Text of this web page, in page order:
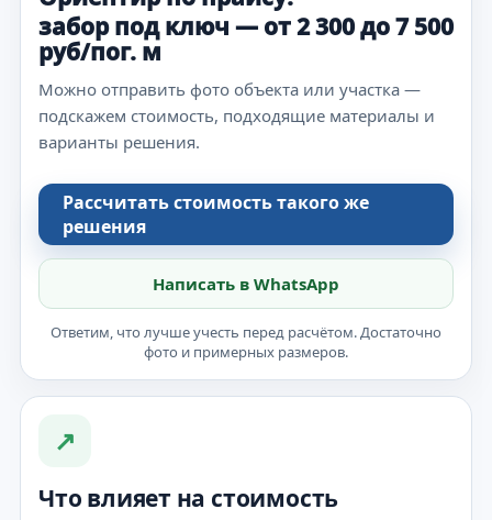
забор под ключ — от 2 300 до 7 500
руб/пог. м
Можно отправить фото объекта или участка —
подскажем стоимость, подходящие материалы и
варианты решения.
Рассчитать стоимость такого же
решения
Написать в WhatsApp
Ответим, что лучше учесть перед расчётом. Достаточно
фото и примерных размеров.
↗
Что влияет на стоимость